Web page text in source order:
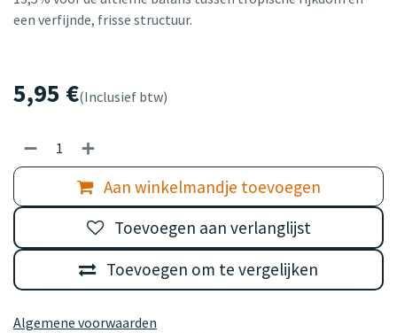
een verfijnde, frisse structuur.
5,95 €(Inclusief btw)
Aan winkelmandje toevoegen
Toevoegen om te vergelijken
Toevoegen aan verlanglijst
Algemene voorwaarden